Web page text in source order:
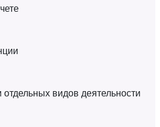
видов деятельности